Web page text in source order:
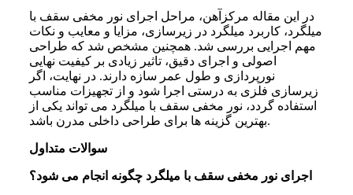
در این مقاله مرکزآهن، مراحل اجرای نور مخفی سقف با
میلگرد، کاربرد میلگرد در زیرسازی، مزایا و معایب و نکات
مهم اجرایی بررسی شد. همچنین مشخص شد که طراحی
اصولی و اجرای دقیق، تاثیر زیادی بر کیفیت نهایی
نورپردازی و طول عمر سازه دارند. در نهایت، اگر
زیرسازی فلزی به درستی اجرا شود و از تجهیزات مناسب
استفاده گردد، نور مخفی سقف با میلگرد می تواند یکی از
بهترین گزینه ها برای طراحی داخلی مدرن باشد.
سوالات متداول
اجرای نور مخفی سقف با میلگرد چگونه انجام می شود؟